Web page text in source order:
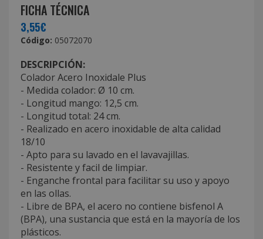
FICHA TÉCNICA
3,55€
Código: 05072070
DESCRIPCIÓN:
Colador Acero Inoxidale Plus
- Medida colador: Ø 10 cm.
- Longitud mango: 12,5 cm.
- Longitud total: 24 cm.
- Realizado en acero inoxidable de alta calidad
18/10
- Apto para su lavado en el lavavajillas.
- Resistente y facil de limpiar.
- Enganche frontal para facilitar su uso y apoyo
en las ollas.
- Libre de BPA, el acero no contiene bisfenol A
(BPA), una sustancia que está en la mayoría de los
plásticos.